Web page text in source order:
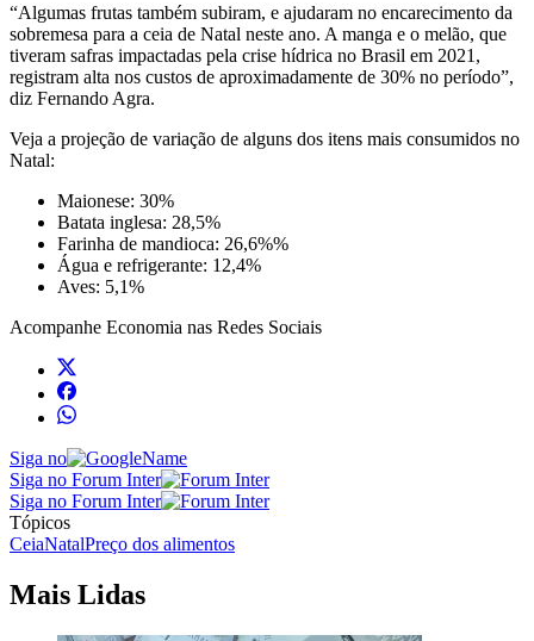
“Algumas frutas também subiram, e ajudaram no encarecimento da
sobremesa para a ceia de Natal neste ano. A manga e o melão, que
tiveram safras impactadas pela crise hídrica no Brasil em 2021,
registram alta nos custos de aproximadamente de 30% no período”,
diz Fernando Agra.
Veja a projeção de variação de alguns dos itens mais consumidos no
Natal:
Maionese: 30%
Batata inglesa: 28,5%
Farinha de mandioca: 26,6%%
Água e refrigerante: 12,4%
Aves: 5,1%
Acompanhe Economia nas Redes Sociais
Siga no
Siga no Forum Inter
Siga no Forum Inter
Tópicos
CeiaNatalPreço dos alimentos
Mais Lidas